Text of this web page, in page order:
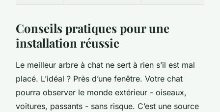
Conseils pratiques pour une
installation réussie
Le meilleur arbre à chat ne sert à rien s’il est mal
placé. L’idéal ? Près d’une fenêtre. Votre chat
pourra observer le monde extérieur - oiseaux,
voitures, passants - sans risque. C’est une source